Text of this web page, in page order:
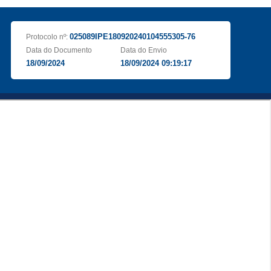
Protocolo nº: 025089IPE180920240104555305-76
Data do Documento
18/09/2024
Data do Envio
18/09/2024 09:19:17